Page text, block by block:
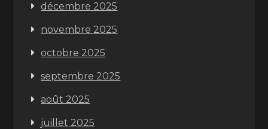
décembre 2025
novembre 2025
octobre 2025
septembre 2025
août 2025
juillet 2025